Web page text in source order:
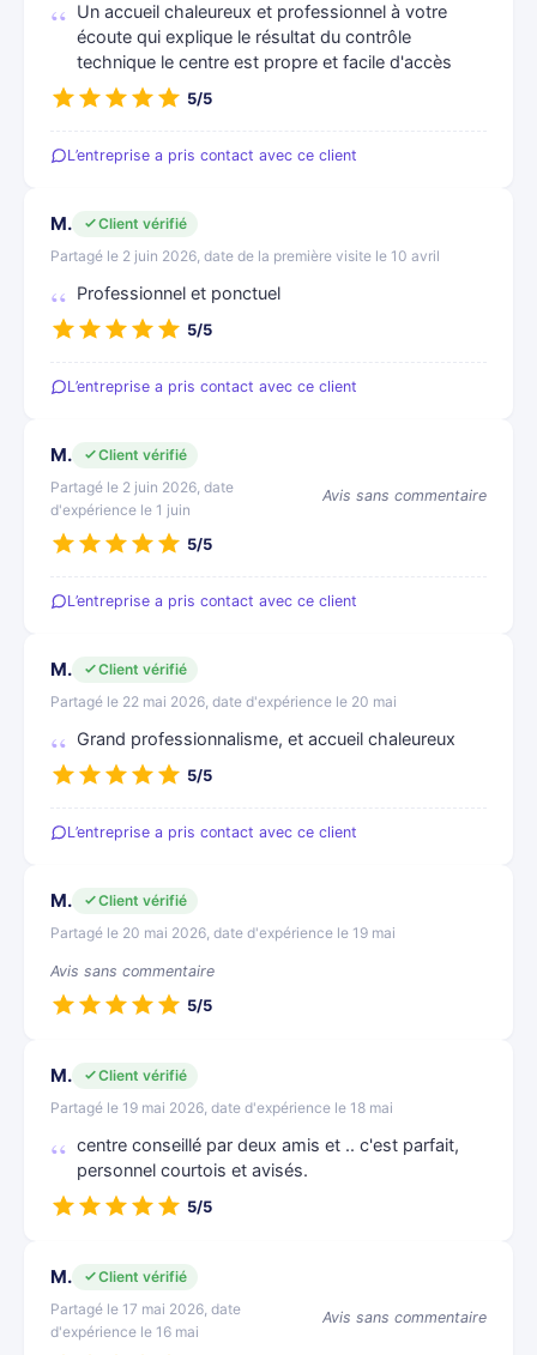
Un accueil chaleureux et professionnel à votre
écoute qui explique le résultat du contrôle
technique le centre est propre et facile d'accès
5/5
L’entreprise a pris contact avec ce client
M.
Client vérifié
Partagé le 2 juin 2026, date de la première visite le 10 avril
Professionnel et ponctuel
5/5
L’entreprise a pris contact avec ce client
M.
Client vérifié
Partagé le 2 juin 2026, date
d'expérience le 1 juin
Avis sans commentaire
5/5
L’entreprise a pris contact avec ce client
M.
Client vérifié
Partagé le 22 mai 2026, date d'expérience le 20 mai
Grand professionnalisme, et accueil chaleureux
5/5
L’entreprise a pris contact avec ce client
M.
Client vérifié
Partagé le 20 mai 2026, date d'expérience le 19 mai
Avis sans commentaire
5/5
M.
Client vérifié
Partagé le 19 mai 2026, date d'expérience le 18 mai
centre conseillé par deux amis et .. c'est parfait,
personnel courtois et avisés.
5/5
M.
Client vérifié
Partagé le 17 mai 2026, date
d'expérience le 16 mai
Avis sans commentaire